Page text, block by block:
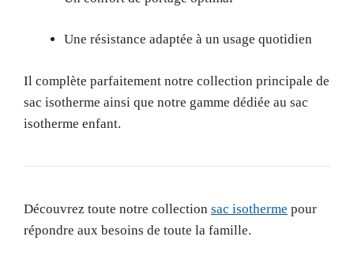
Une résistance adaptée à un usage quotidien
Il complète parfaitement notre collection principale de
sac isotherme ainsi que notre gamme dédiée au sac
isotherme enfant.
Découvrez toute notre collection sac isotherme pour
répondre aux besoins de toute la famille.